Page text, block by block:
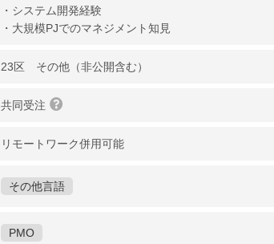
・システム開発経験
・大規模PJでのマネジメント知見
23区 その他（非公開含む）
共同受注
リモートワーク併用可能
その他言語
PMO